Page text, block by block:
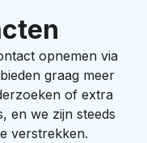
opnemen via
graag meer
of extra
en we zijn steeds
verstrekken.